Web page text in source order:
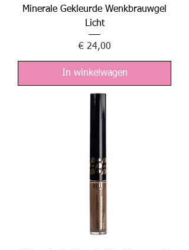
Minerale Gekleurde Wenkbrauwgel
Licht
Prijs
€ 24,00
In winkelwagen